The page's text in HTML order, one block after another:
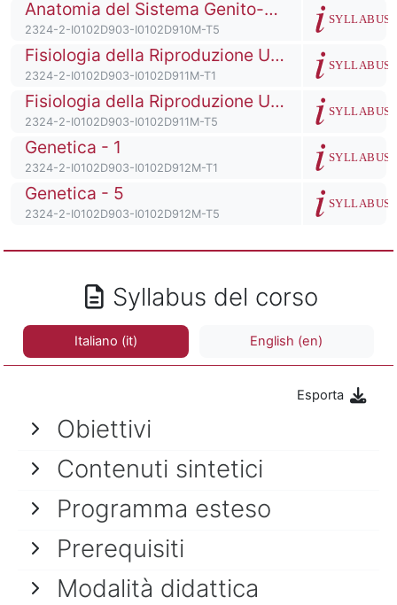
Titolo del corso Anatomia del Sistema Genito-Riproduttivo - 5
Codice identificativo del corso
2324-2-I0102D903-I0102D910M-T5
Descrizione
SYLLABUS
Titolo del corso Fisiologia della Riproduzione Umana - 1
Codice identificativo del corso
2324-2-I0102D903-I0102D911M-T1
Descrizione
SYLLABUS
Titolo del corso Fisiologia della Riproduzione Umana - 5
Codice identificativo del corso
2324-2-I0102D903-I0102D911M-T5
Descrizione
SYLLABUS
Titolo del corso
Genetica - 1
Codice identificativo del corso
2324-2-I0102D903-I0102D912M-T1
Descrizione
SYLLABUS
Titolo del corso
Genetica - 5
Codice identificativo del corso
2324-2-I0102D903-I0102D912M-T5
Descrizione
SYLLABUS
Syllabus del corso
Italiano ‎(it)‎ English ‎(en)‎
Esporta
Obiettivi
Contenuti sintetici
Programma esteso
Prerequisiti
Modalità didattica